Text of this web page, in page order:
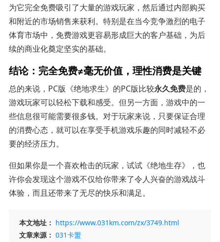
为它完全免费吸引了大量的游戏玩家，然后通过内部购买
和附近的市场销售来获利。特别是在当今竞争激烈的电子
体育市场中，免费游戏更容易形成巨大的客户基础，为后
续的商业化奠定坚实的基础。
结论：完全免费≠毫无价值，理性消费是关键
总的来说，PC版《绝地求生》的PC版比较永久免费是的，
游戏玩家可以轻松下载和感受。但另一方面，游戏中的一
些信息很可能需要很多钱。对于玩家来说，只要保证合理
的消费心态，就可以在享受手机游戏乐趣的同时减轻不必
要的经济压力。
但如果你是一个喜欢枪击的玩家，试试《绝地生存》，也
许你会发现这个游戏不仅给你带来了令人兴奋的游戏战斗
体验，而且还带来了无尽的快乐和满足。
本文地址： https://www.031km.com/zx/3749.html
文章来源： 031卡盟